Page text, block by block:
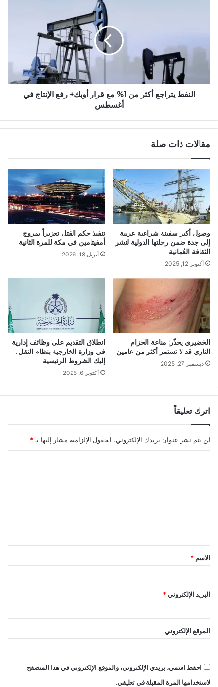
النفط يتراجع أكثر من 1% مع قرار أوبك+ رفع الإنتاج في
أغسطس
مقالات ذات صلة
وصول أكبر سفينة شراعية عربية
إلى جدة ضمن رحلتها الدولية لنشر
الثقافة العُمانية
أكتوبر 12, 2025
تنفيذ حكم القتل تعزيراً بمروج
أمفيتامين في مكة للمرة الثانية
أبريل 18, 2026
الخضيري يحذّر: مناعة الحزام
الناري قد لا تستمر أكثر من عامين
ديسمبر 27, 2025
انطلاق التقديم على وظائف إدارية
في وزارة الخارجية بنظام النقل..
إليك الشروط الرئيسية
أكتوبر 6, 2025
اترك تعليقاً
لن يتم نشر عنوان بريدك الإلكتروني. الحقول الإلزامية مشار إليها بـ*
ق
*
الاسم *
البريد الإلكتروني*
الموقع الإلكتروني
احفظ اسمي، بريدي الإلكتروني، والموقع الإلكتروني في هذا المتصفح
لاستخدامها المرة المقبلة في تعليقي.